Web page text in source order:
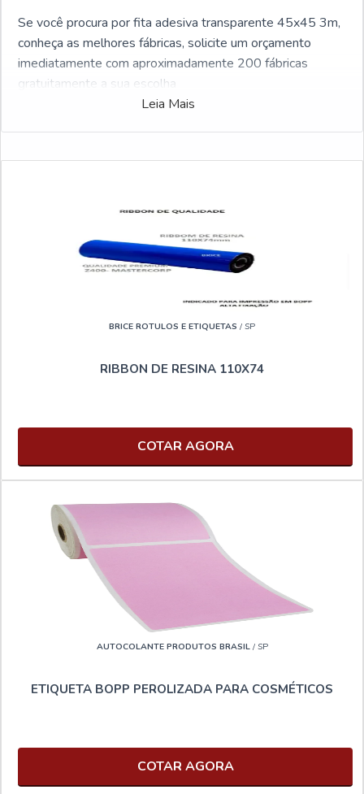
Se você procura por fita adesiva transparente 45x45 3m,
conheça as melhores fábricas, solicite um orçamento
imediatamente com aproximadamente 200 fábricas
gratuitamente a sua escolha
Leia Mais
BRICE ROTULOS E ETIQUETAS / SP
RIBBON DE RESINA 110X74
COTAR AGORA
AUTOCOLANTE PRODUTOS BRASIL/ SP
ETIQUETA BOPP PEROLIZADA PARA COSMÉTICOS
COTAR AGORA